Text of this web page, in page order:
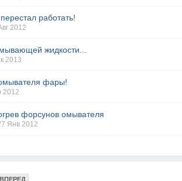
работать!
2012
жидкости...
2013
фары!
2012
форсунов омывателя
Янв 2012
ВПЕРЕД